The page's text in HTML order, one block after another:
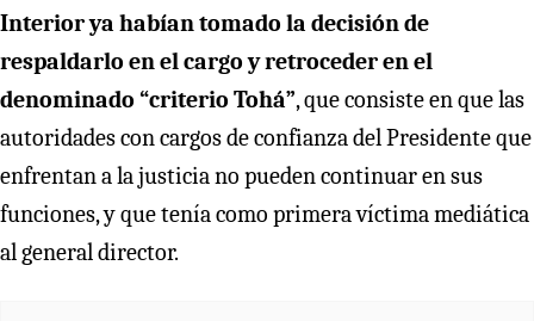
Interior ya habían tomado la decisión de
respaldarlo en el cargo y retroceder en el
denominado “criterio Tohá”, que consiste en que las
autoridades con cargos de confianza del Presidente que
enfrentan a la justicia no pueden continuar en sus
funciones, y que tenía como primera víctima mediática
al general director.